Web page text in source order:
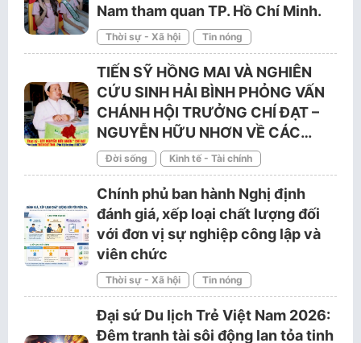
Nam tham quan TP. Hồ Chí Minh.
Thời sự - Xã hội Tin nóng
TIẾN SỸ HỒNG MAI VÀ NGHIÊN
CỨU SINH HẢI BÌNH PHỎNG VẤN
CHÁNH HỘI TRƯỞNG CHÍ ĐẠT –
NGUYỄN HỮU NHƠN VỀ CÁC…
Đời sống Kinh tế - Tài chính
Chính phủ ban hành Nghị định
đánh giá, xếp loại chất lượng đối
với đơn vị sự nghiệp công lập và
viên chức
Thời sự - Xã hội Tin nóng
Đại sứ Du lịch Trẻ Việt Nam 2026:
Đêm tranh tài sôi động lan tỏa tinh